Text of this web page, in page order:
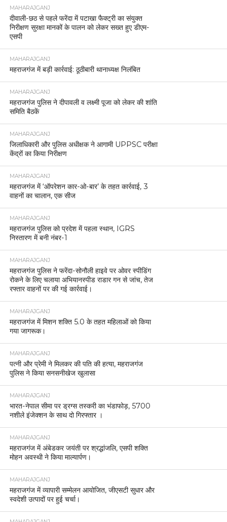
MAHARAJGANJ
दीवाली-छठ से पहले फरेंदा में पटाखा फैक्ट्री का संयुक्त
निरीक्षण सुरक्षा मानकों के पालन को लेकर सख्त हुए डीएम-
एसपी
MAHARAJGANJ
महराजगंज में बड़ी कार्रवाई: ठूठीबारी थानाध्यक्ष निलंबित
MAHARAJGANJ
महराजगंज पुलिस ने दीपावली व लक्ष्मी पूजा को लेकर की शांति
समिति बैठकें
MAHARAJGANJ
जिलाधिकारी और पुलिस अधीक्षक ने आगामी UPPSC परीक्षा
केंद्रों का किया निरीक्षण
MAHARAJGANJ
महराजगंज में ‘ऑपरेशन कार-ओ-बार’ के तहत कार्रवाई, 3
वाहनों का चालान, एक सीज
MAHARAJGANJ
महराजगंज पुलिस को प्रदेश में पहला स्थान, IGRS
निस्तारण में बनी नंबर-1
MAHARAJGANJ
महराजगंज पुलिस ने फरेंदा-सोनौली हाइवे पर ओवर स्पीडिंग
रोकने के लिए चलाया अभियानस्पीड राडार गन से जांच, तेज
रफ्तार वाहनों पर की गई कार्रवाई।
MAHARAJGANJ
महराजगंज में मिशन शक्ति 5.0 के तहत महिलाओं को किया
गया जागरूक।
MAHARAJGANJ
पत्नी और प्रेमी ने मिलकर की पति की हत्या, महराजगंज
पुलिस ने किया सनसनीखेज खुलासा
MAHARAJGANJ
भारत-नेपाल सीमा पर ड्रग्स तस्करी का भंडाफोड़, 5700
नशीले इंजेक्शन के साथ दो गिरफ्तार ।
MAHARAJGANJ
महराजगंज में अंबेडकर जयंती पर श्रद्धांजलि, एसपी शक्ति
मोहन अवस्थी ने किया माल्यार्पण।
MAHARAJGANJ
महराजगंज में व्यापारी सम्मेलन आयोजित, जीएसटी सुधार और
स्वदेशी उत्पादों पर हुई चर्चा।